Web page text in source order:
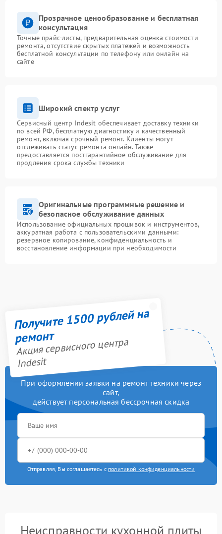
Прозрачное ценообразование и бесплатная
консультация
Точные прайс-листы, предварительная оценка стоимости
ремонта, отсутствие скрытых платежей и возможность
бесплатной консультации по телефону или онлайн на
сайте
Широкий спектр услуг
Сервисный центр Indesit обеспечивает доставку техники
по всей РФ, бесплатную диагностику и качественный
ремонт, включая срочный ремонт. Клиенты могут
отслеживать статус ремонта онлайн. Также
предоставляется постгарантийное обслуживание для
продления срока службы техники
Оригинальные программные решение и
безопасное обслуживание данных
Использование официальных прошивок и инструментов,
аккуратная работа с пользовательскими данными:
резервное копирование, конфиденциальность и
восстановление информации при необходимости
Получите 1500 рублей на
ремонт
Акция сервисного центра
Indesit
При оформлении заявки на ремонт техники через
сайт,
действует персональная бессрочная скидка
Отправляя, Вы соглашаетесь с политикой конфиденциальности
Неисправности кухонной плиты